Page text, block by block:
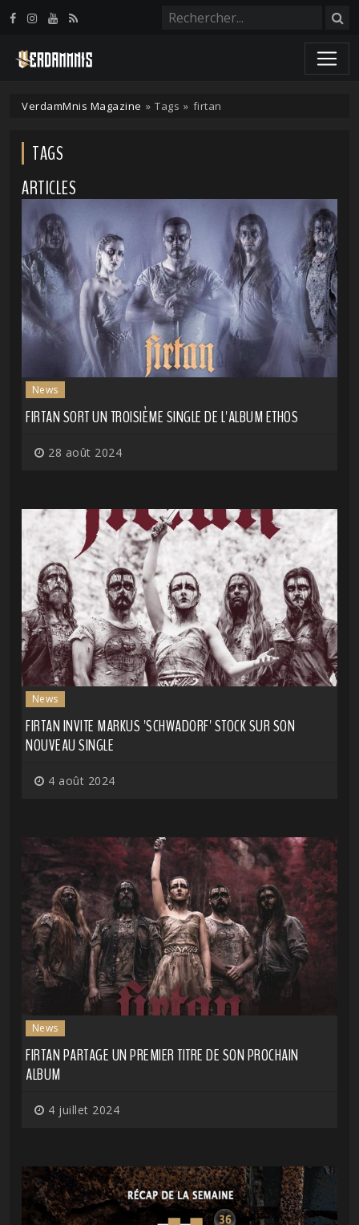
VerdamMnis Magazine » Tags » firtan
TAGS
ARTICLES
News
FIRTAN SORT UN TROISIÈME SINGLE DE L'ALBUM ETHOS
28 août 2024
News
FIRTAN INVITE MARKUS 'SCHWADORF' STOCK SUR SON
NOUVEAU SINGLE
4 août 2024
News
FIRTAN PARTAGE UN PREMIER TITRE DE SON PROCHAIN
ALBUM
4 juillet 2024
Panneau de gestion des cookies